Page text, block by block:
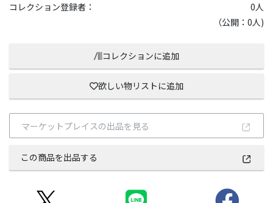
コレクション登録者：
0人
（公開：0人)
コレクションに追加
欲しい物リストに追加
マーケットプレイスの出品を見る
この商品を出品する